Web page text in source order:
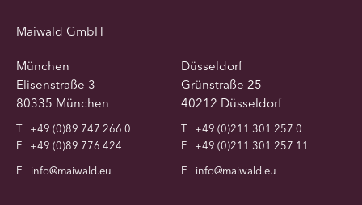
Maiwald GmbH
München
Elisenstraße 3
80335 München
T
+49 (0)89 747 266 0
F
+49 (0)89 776 424
E
info@maiwald.eu
Düsseldorf
Grünstraße 25
40212 Düsseldorf
T
+49 (0)211 301 257 0
F
+49 (0)211 301 257 11
E
info@maiwald.eu